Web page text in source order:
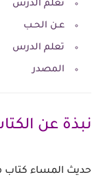
تعلم الدرس
عـن الحـب
تعلم الدرس
المصدر
نبذة عن
حديث المساء كتاب